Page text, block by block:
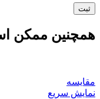
همچنین ممکن
مقايسه
نمایش سریع